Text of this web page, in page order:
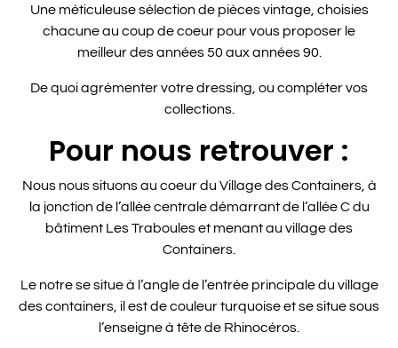
Une méticuleuse sélection de pièces vintage, choisies
chacune au coup de coeur pour vous proposer le
meilleur des années 50 aux années 90.
De quoi agrémenter votre dressing, ou compléter vos
collections.
Pour nous retrouver :
Nous nous situons au coeur du Village des Containers, à
la jonction de l’allée centrale démarrant de l’allée C du
bâtiment Les Traboules et menant au village des
Containers.
Le notre se situe à l’angle de l’entrée principale du village
des containers, il est de couleur turquoise et se situe sous
l’enseigne à tête de Rhinocéros.